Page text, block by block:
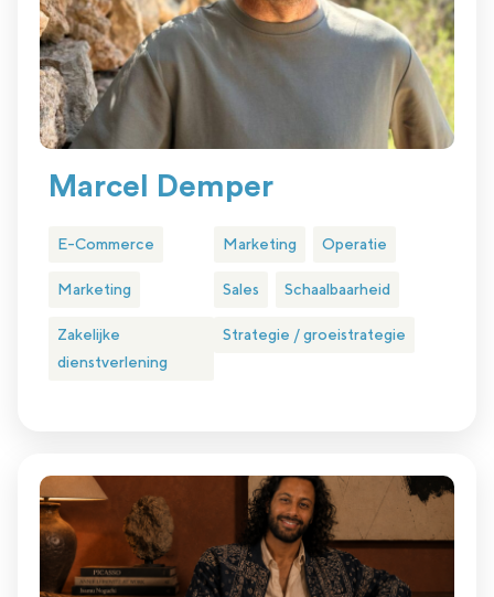
Marcel Demper
E-Commerce
Marketing
Zakelijke
dienstverlening
Marketing Operatie
Sales Schaalbaarheid
Strategie / groeistrategie